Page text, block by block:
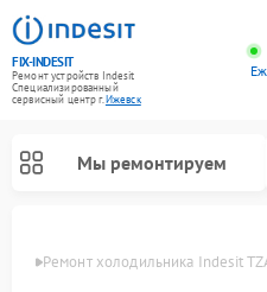
FIX-INDESIT
Ремонт устройств Indesit
Специализированный
cервисный центр г.Ижевск
Мы ремонтируем
Ремонт холодильника Indesit